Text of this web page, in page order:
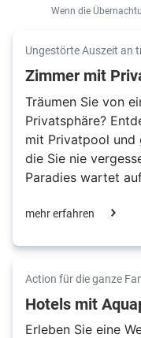
Wenn die
Ungestörte Auszeit an
Zimmer mit
Träumen Sie von
Privatsphäre?
mit Privatpool und
die Sie nie
Paradies wartet
mehr erfahren
Action für die ganze
Hotels mit
Erleben Sie eine